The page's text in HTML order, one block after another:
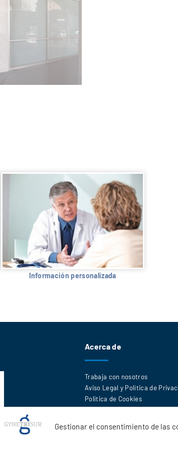
Gestionar el consentimiento de las
Información personalizada
Acerca de
Trabaja con nosotros
Aviso Legal y Política de
Política de Cookies